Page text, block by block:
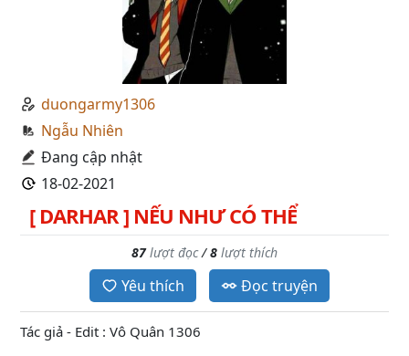
duongarmy1306
Ngẫu Nhiên
Đang cập nhật
18-02-2021
[ DARHAR ] NẾU NHƯ CÓ THỂ
87 lượt đọc/8 lượt thích
Yêu thích Đọc truyện
Tác giả - Edit : Vô Quân 1306